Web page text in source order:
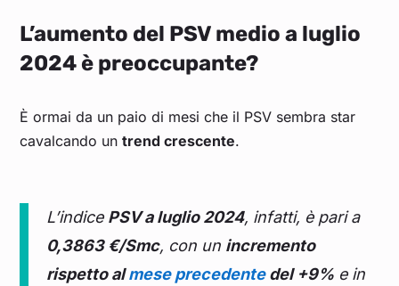
L’aumento del PSV medio a luglio
2024 è preoccupante?
È ormai da un paio di mesi che il PSV sembra star
cavalcando untrend crescente.
L’indice PSV a luglio 2024, infatti, è pari a
0,3863 €/Smc, con un incremento
rispetto almese precedentedel +9% e in